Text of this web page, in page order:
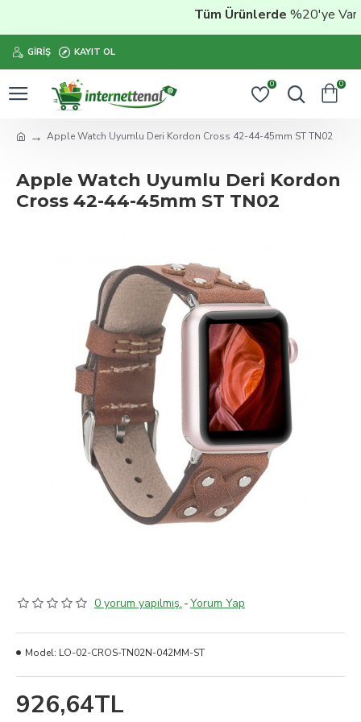
Tüm Ürünlerde%20'ye Varan
GIRIŞ KAYIT OL
0 0
Apple Watch Uyumlu Deri Kordon Cross 42-44-45mm ST TN02
Apple Watch Uyumlu Deri Kordon
Cross 42-44-45mm ST TN02
0 yorum yapılmış. -Yorum Yap
926,64TL
Model: LO-02-CROS-TN02N-042MM-ST